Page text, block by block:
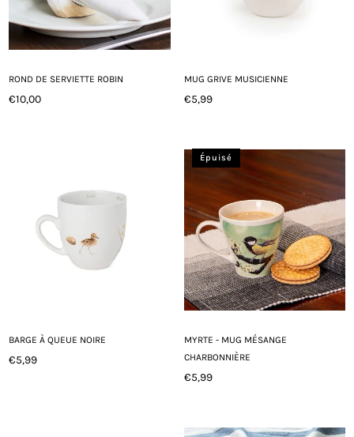
ROND DE SERVIETTE ROBIN
Prix
€10,00
MUG GRIVE MUSICIENNE
Prix
€5,99
BARGE À QUEUE NOIRE
Prix
€5,99
Épuisé
MYRTE - MUG MÉSANGE
CHARBONNIÈRE
Prix
€5,99